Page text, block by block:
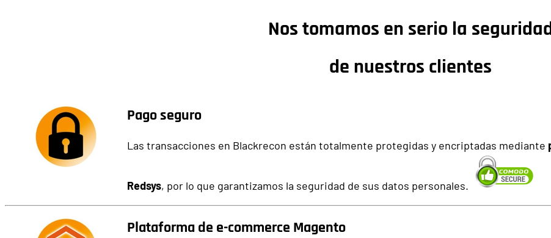
Nos tomamos en serio la
de nuestros clientes
Pago seguro
Las transacciones en Blackrecon están totalmente protegidas y encriptadas mediante
Redsys, por lo que garantizamos la seguridad de sus datos personales.
Plataforma de e-commerce Magento